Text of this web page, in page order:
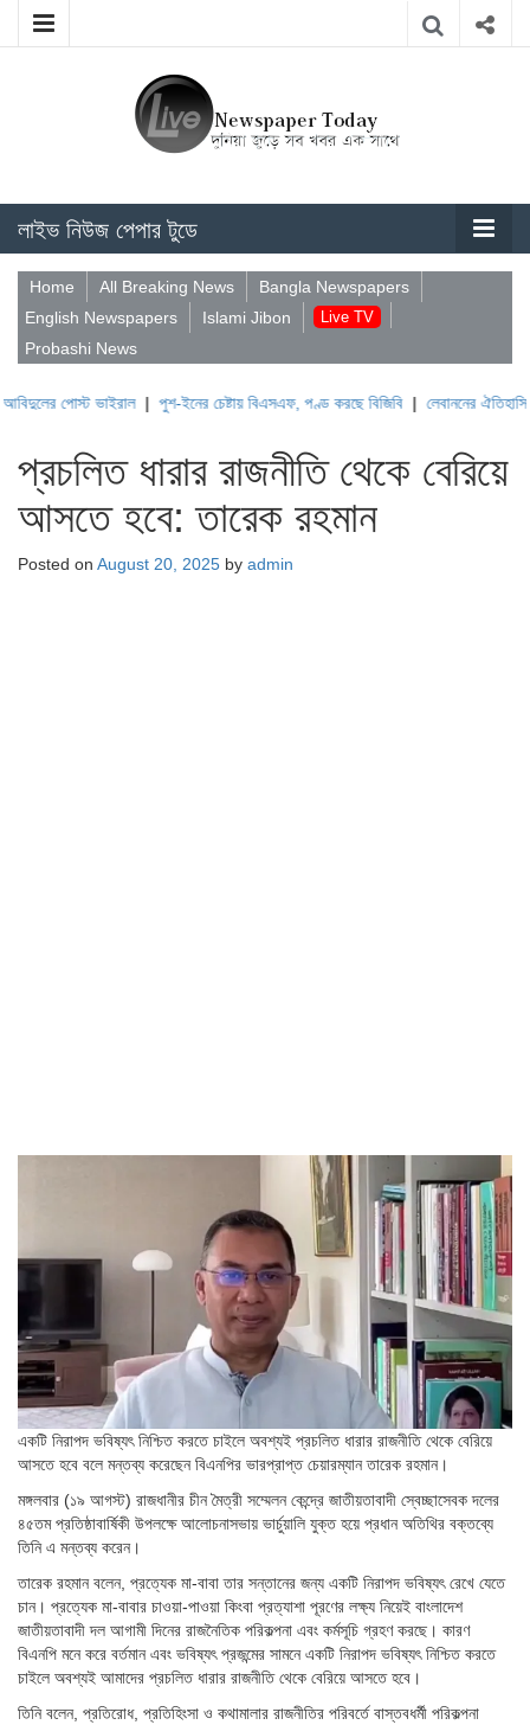
লাইভ নিউজ পেপার টুডে
Home All Breaking News
Bangla Newspapers
English Newspapers
Islami Jibon Live TV
Probashi News
ভাইরাল|পুশ-ইনের চেষ্টায় বিএসএফ, পণ্ড করছে বিজিবি|লেবাননের ঐতিহাসিক বউফোর্ট
প্রচলিত ধারার রাজনীতি থেকে বেরিয়ে
আসতে হবে: তারেক রহমান
Posted on August 20, 2025 by admin
একটি নিরাপদ ভবিষ্যৎ নিশ্চিত করতে চাইলে অবশ্যই প্রচলিত ধারার রাজনীতি থেকে বেরিয়ে
আসতে হবে বলে মন্তব্য করেছেন বিএনপির ভারপ্রাপ্ত চেয়ারম্যান তারেক রহমান।
মঙ্গলবার (১৯ আগস্ট) রাজধানীর চীন মৈত্রী সম্মেলন কেন্দ্রে জাতীয়তাবাদী স্বেচ্ছাসেবক দলের
৪৫তম প্রতিষ্ঠাবার্ষিকী উপলক্ষে আলোচনাসভায় ভার্চুয়ালি যুক্ত হয়ে প্রধান অতিথির বক্তব্যে
তিনি এ মন্তব্য করেন।
তারেক রহমান বলেন, প্রত্যেক মা-বাবা তার সন্তানের জন্য একটি নিরাপদ ভবিষ্যৎ রেখে যেতে
চান। প্রত্যেক মা-বাবার চাওয়া-পাওয়া কিংবা প্রত্যাশা পূরণের লক্ষ্য নিয়েই বাংলাদেশ
জাতীয়তাবাদী দল আগামী দিনের রাজনৈতিক পরিকল্পনা এবং কর্মসূচি গ্রহণ করছে। কারণ
বিএনপি মনে করে বর্তমান এবং ভবিষ্যৎ প্রজন্মের সামনে একটি নিরাপদ ভবিষ্যৎ নিশ্চিত করতে
চাইলে অবশ্যই আমাদের প্রচলিত ধারার রাজনীতি থেকে বেরিয়ে আসতে হবে।
তিনি বলেন, প্রতিরোধ, প্রতিহিংসা ও কথামালার রাজনীতির পরিবর্তে বাস্তবধর্মী পরিকল্পনা